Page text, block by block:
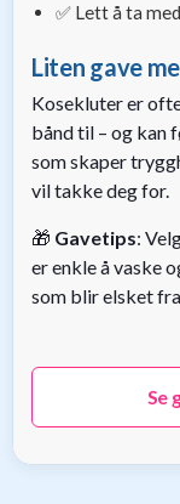
✅ Lett å ta
Liten gave
Kosekluter er
bånd til – og kan
som skaper
vil takke deg for.
🎁 Gavetips:
er enkle å vaske
som blir elsket
Se